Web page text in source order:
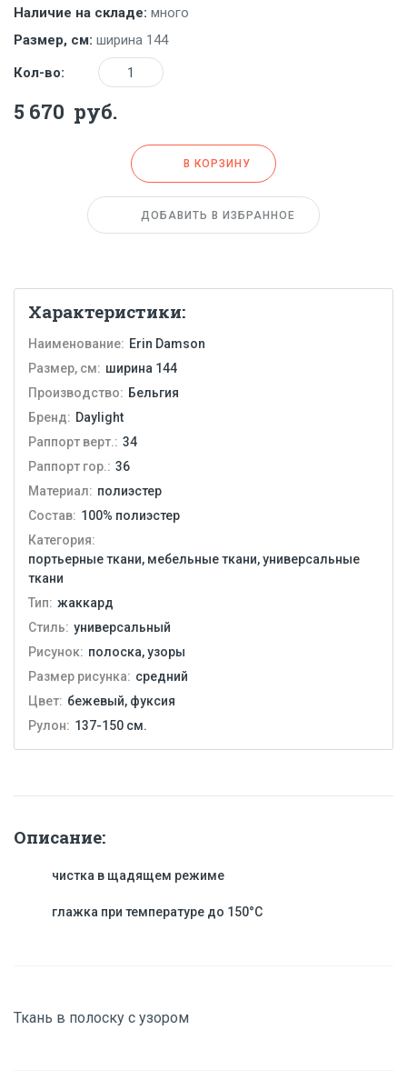
Наличие на складе: много
Размер, см: ширина 144
Кол-во:
Количество
5 670 руб.
В КОРЗИНУ
ДОБАВИТЬ В ИЗБРАННОЕ
Характеристики:
Наименование: Erin Damson
Размер, см: ширина 144
Производство: Бельгия
Бренд: Daylight
Раппорт верт.: 34
Раппорт гор.: 36
Материал: полиэстер
Состав: 100% полиэстер
Категория:
портьерные ткани, мебельные ткани, универсальные
ткани
Тип: жаккард
Стиль: универсальный
Рисунок: полоска, узоры
Размер рисунка: средний
Цвет: бежевый, фуксия
Рулон: 137-150 см.
Описание:
чистка в щадящем режиме
глажка при температуре до 150°C
Ткань в полоску с узором